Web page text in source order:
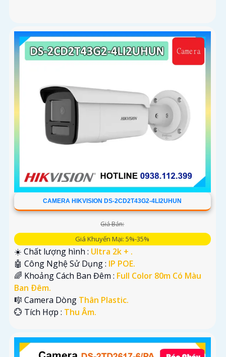
CAMERA HIKVISION DS-2CD2T43G2-4LI2UHUN
Giá Bán:
Giá Khuyến Mại: 5%-35%
☀️ Chất lượng hình : Ultra 2k + .
🤖️ Công Nghệ Sử Dụng : IP POE.
🌈 Khoảng Cách Ban Đêm : Full Color 80m Có Màu
Ban Ðêm.
🎼️ Camera Dòng Thân Plastic.
️💮 Tích Hợp : Thu Âm.